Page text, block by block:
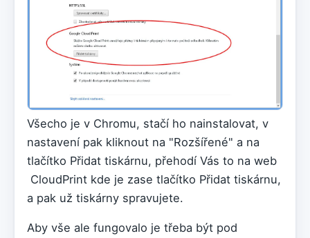
Všecho je v Chromu, stačí ho nainstalovat, v
nastavení pak kliknout na "Rozšířené" a na
tlačítko Přidat tiskárnu, přehodí Vás to na web
CloudPrint kde je zase tlačítko Přidat tiskárnu,
a pak už tiskárny spravujete.
Aby vše ale fungovalo je třeba být pod